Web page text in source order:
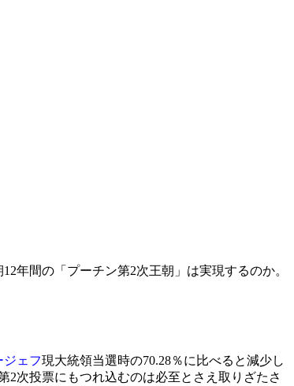
年間の「プーチン第2次王朝」は実現するのか。
ジェフ現大統領当選時の70.28％に比べると減少し
2次投票にもつれ込むのは必至とさえ取りざたさ